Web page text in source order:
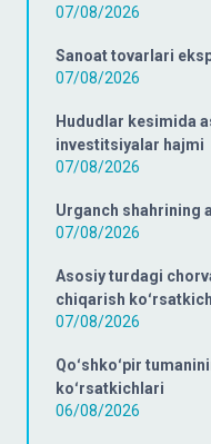
07/08/2026
Sanoat tovarlari
07/08/2026
Hududlar kesimida
investitsiyalar hajmi
07/08/2026
Urganch shahrining
07/08/2026
Asosiy turdagi
chiqarish
07/08/2026
Qoʻshkoʻpir
koʻrsatkichlari
06/08/2026